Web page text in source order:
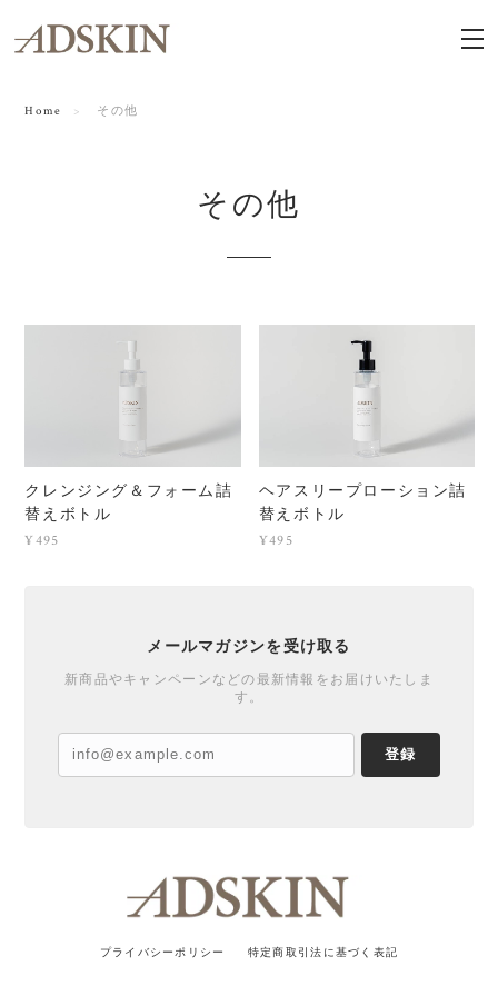
Home その他
その他
クレンジング＆フォーム詰
替えボトル
¥495
ヘアスリープローション詰
替えボトル
¥495
メールマガジンを受け取る
新商品やキャンペーンなどの最新情報をお届けいたしま
す。
登録
プライバシーポリシー 特定商取引法に基づく表記